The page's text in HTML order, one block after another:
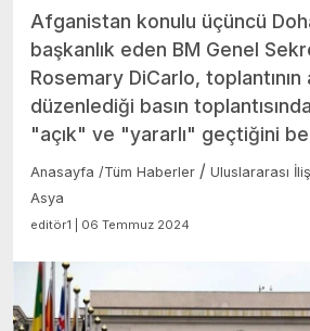
Afganistan konulu üçüncü
başkanlık eden BM Genel
Rosemary DiCarlo, toplantının
düzenlediği basın
"açık" ve "yararlı" geçtiğini
Anasayfa /Tüm Haberler / Uluslararası
Asya
editör1 | 06 Temmuz 2024